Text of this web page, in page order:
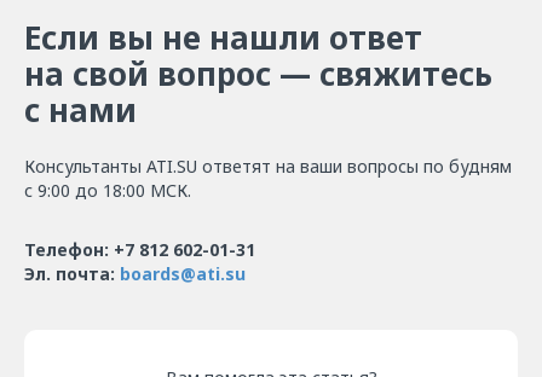
Если вы не нашли ответ
на свой вопрос — свяжитесь
с нами
Консультанты ATI.SU ответят на ваши вопросы по будням
с 9:00 до 18:00 МСК.
Телефон: +7 812 602-01-31
Эл. почта: boards@ati.su